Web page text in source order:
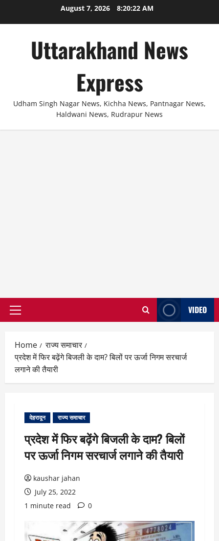
August 7, 2026 8:20:22 AM
Uttarakhand News
Express
Udham Singh Nagar News, Kichha News, Pantnagar News,
Haldwani News, Rudrapur News
Primary
VIDEO
Home
राज्य समाचार
प्रदेश में फिर बढ़ेंगे बिजली के दाम? बिलों पर ऊर्जा निगम सरचार्ज
लगाने की तैयारी
देहरादून राज्य समाचार
प्रदेश में फिर बढ़ेंगे बिजली के दाम? बिलों
पर ऊर्जा निगम सरचार्ज लगाने की तैयारी
kaushar jahan
July 25, 2022
1 minute read
0